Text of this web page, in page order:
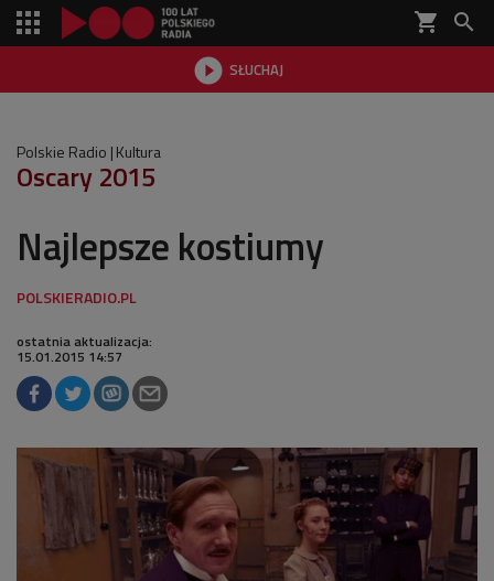
shopping_cart 
 SŁUCHAJ

Polskie Radio Kultura
Oscary 2015
Najlepsze kostiumy
ostatnia aktualizacja:
15.01.2015 14:57